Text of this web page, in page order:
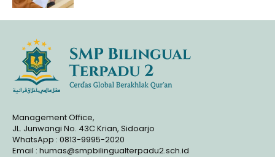
Management Office,
JL. Junwangi No. 43C Krian, Sidoarjo
WhatsApp : 0813-9995-2020
Email : humas@smpbilingualterpadu2.sch.id